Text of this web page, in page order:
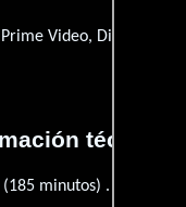
Video, Disney+
técnica y
(185 minutos) .